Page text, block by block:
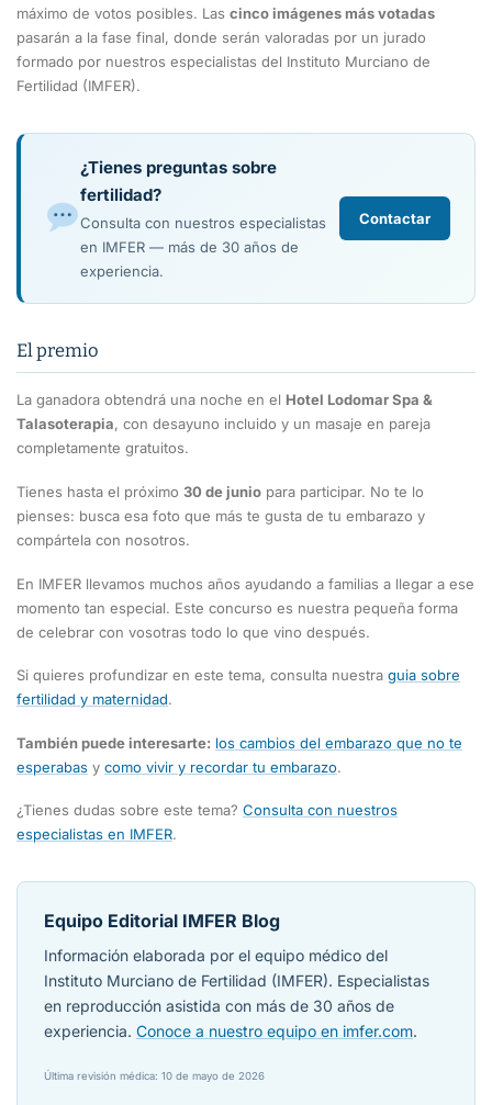
máximo de votos posibles. Las cinco imágenes más votadas
pasarán a la fase final, donde serán valoradas por un jurado
formado por nuestros especialistas del Instituto Murciano de
Fertilidad (IMFER).
¿Tienes preguntas sobre
fertilidad?
Consulta con nuestros especialistas
en IMFER — más de 30 años de
experiencia.
Contactar
El premio
La ganadora obtendrá una noche en el Hotel Lodomar Spa &
Talasoterapia, con desayuno incluido y un masaje en pareja
completamente gratuitos.
Tienes hasta el próximo 30 de junio para participar. No te lo
pienses: busca esa foto que más te gusta de tu embarazo y
compártela con nosotros.
En IMFER llevamos muchos años ayudando a familias a llegar a ese
momento tan especial. Este concurso es nuestra pequeña forma
de celebrar con vosotras todo lo que vino después.
Si quieres profundizar en este tema, consulta nuestra guia sobre
fertilidad y maternidad.
También puede interesarte: los cambios del embarazo que no te
esperabas y como vivir y recordar tu embarazo.
¿Tienes dudas sobre este tema? Consulta con nuestros
especialistas en IMFER.
Equipo Editorial IMFER Blog
Información elaborada por el equipo médico del
Instituto Murciano de Fertilidad (IMFER). Especialistas
en reproducción asistida con más de 30 años de
experiencia. Conoce a nuestro equipo en imfer.com.
Última revisión médica: 10 de mayo de 2026